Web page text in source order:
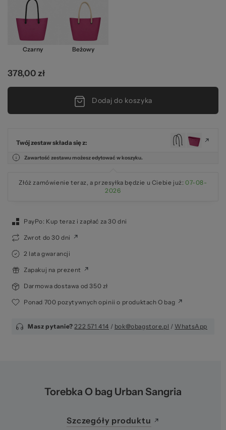
Czarny Beżowy
378,00 zł
Dodaj do koszyka
Twój zestaw składa się z:
Zawartość zestawu możesz edytować w koszyku.
Złóż zamówienie teraz, a przesyłka będzie u Ciebie już: 07-08-
2026
PayPo: Kup teraz i zapłać za 30 dni
Zwrot do 30 dni
2 lata gwarancji
Zapakuj na prezent
Darmowa dostawa od 350 zł
Ponad 700 pozytywnych opinii o produktach O bag
Masz pytanie? 222 571 414 / bok@obagstore.pl / WhatsApp
Torebka O bag Urban Sangria
Szczegóły produktu